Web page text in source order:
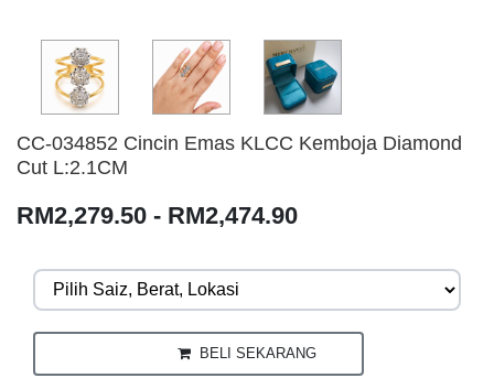
CC-034852 Cincin Emas KLCC Kemboja Diamond
Cut L:2.1CM
RM2,279.50 - RM2,474.90
BELI SEKARANG